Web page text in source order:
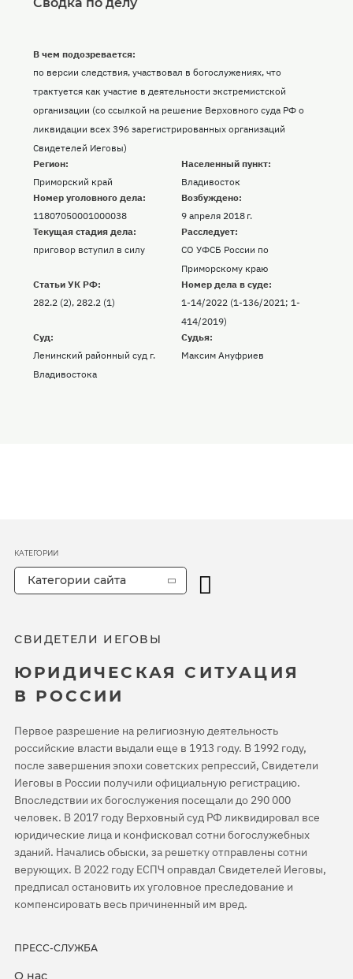
Сводка по делу
Регион:
Приморский край
Населенный пункт:
Владивосток
В чем подозревается:
по версии следствия, участвовал в богослужениях, что
трактуется как участие в деятельности экстремистской
организации (со ссылкой на решение Верховного суда РФ о
ликвидации всех 396 зарегистрированных организаций
Свидетелей Иеговы)
Номер уголовного дела:
11807050001000038
Возбуждено:
9 апреля 2018 г.
Текущая стадия дела:
приговор вступил в силу
Расследует:
СО УФСБ России по
Приморскому краю
Статьи УК РФ:
282.2 (2), 282.2 (1)
Номер дела в суде:
1-14/2022 (1-136/2021; 1-
414/2019)
Суд:
Ленинский районный суд г.
Владивостока
Судья:
Максим Ануфриев
СВИДЕТЕЛИ ИЕГОВЫ
ЮРИДИЧЕСКАЯ СИТУАЦИЯ
В РОССИИ
Первое разрешение на религиозную деятельность
российские власти выдали еще в 1913 году. В 1992 году,
после завершения эпохи советских репрессий, Свидетели
Иеговы в России получили официальную регистрацию.
Впоследствии их богослужения посещали до 290 000
человек. В 2017 году Верховный суд РФ ликвидировал все
юридические лица и конфисковал сотни богослужебных
зданий. Начались обыски, за решетку отправлены сотни
верующих. В 2022 году ЕСПЧ оправдал Свидетелей Иеговы,
предписал остановить их уголовное преследование и
компенсировать весь причиненный им вред.
ПРЕСС-СЛУЖБА
О нас
КАТЕГОРИИ
Категории сайта